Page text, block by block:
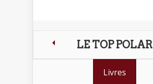
LE TOP POLAR
Livres